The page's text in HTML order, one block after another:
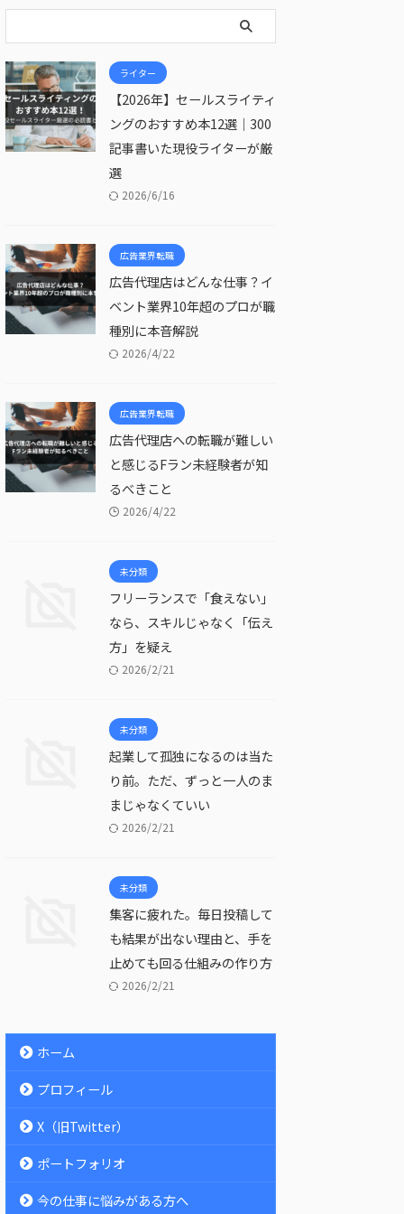
ライター
【2026年】セールスライティ
ングのおすすめ本12選｜300
記事書いた現役ライターが厳
選
2026/6/16
広告業界転職
広告代理店はどんな仕事？イ
ベント業界10年超のプロが職
種別に本音解説
2026/4/22
広告業界転職
広告代理店への転職が難しい
と感じるFラン未経験者が知
るべきこと
2026/4/22
未分類
フリーランスで「食えない」
なら、スキルじゃなく「伝え
方」を疑え
2026/2/21
未分類
起業して孤独になるのは当た
り前。ただ、ずっと一人のま
まじゃなくていい
2026/2/21
未分類
集客に疲れた。毎日投稿して
も結果が出ない理由と、手を
止めても回る仕組みの作り方
2026/2/21
ホーム
プロフィール
X（旧Twitter）
ポートフォリオ
今の仕事に悩みがある方へ